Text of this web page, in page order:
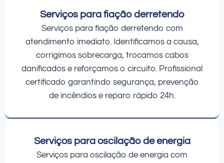
Serviços para fiação derretendo
Serviços para fiação derretendo com
atendimento imediato. Identificamos a causa,
corrigimos sobrecarga, trocamos cabos
danificados e reforçamos o circuito. Profissional
certificado garantindo segurança, prevenção
de incêndios e reparo rápido 24h.
Serviços para oscilação de energia
Serviços para oscilação de energia com